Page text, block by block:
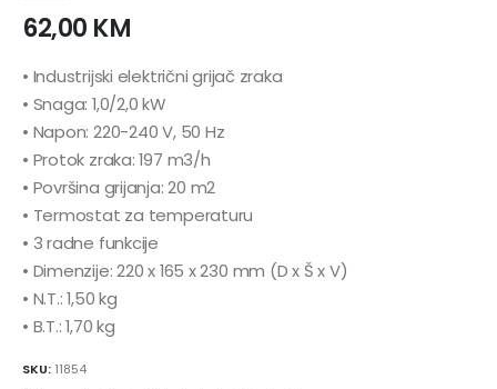
62,00 KM
• Industrijski električni grijač zraka
• Snaga: 1,0/2,0 kW
• Napon: 220-240 V, 50 Hz
• Protok zraka: 197 m3/h
• Površina grijanja: 20 m2
• Termostat za temperaturu
• 3 radne funkcije
• Dimenzije: 220 x 165 x 230 mm (D x Š x V)
• N.T.: 1,50 kg
• B.T.: 1,70 kg
SKU: 11854